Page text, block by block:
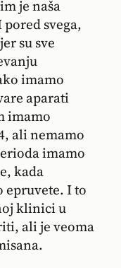
je naša
svega,
su sve
imamo
aparati
imamo
ali nemamo
imamo
kada
epruvete. I to
klinici u
ali je veoma